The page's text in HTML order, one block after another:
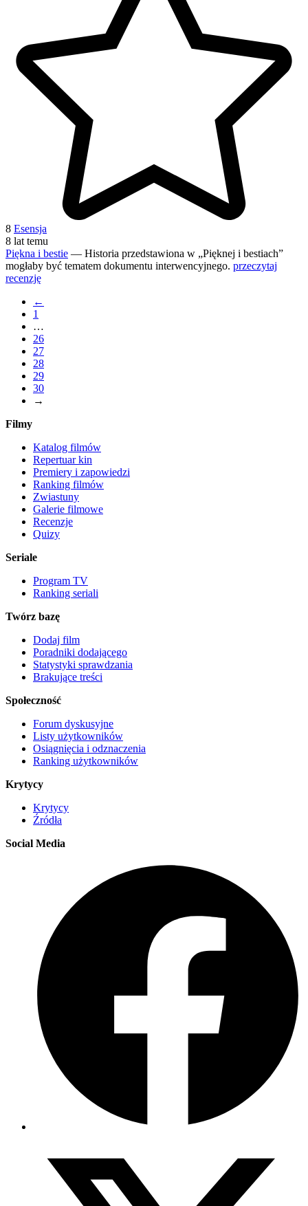
8 Esensja
8 lat temu
Piękna i bestie — Historia przedstawiona w „Pięknej i bestiach”
mogłaby być tematem dokumentu interwencyjnego. przeczytaj
recenzję
←
1
…
26
27
28
29
30
→
Filmy
Katalog filmów
Repertuar kin
Premiery i zapowiedzi
Ranking filmów
Zwiastuny
Galerie filmowe
Recenzje
Quizy
Seriale
Program TV
Ranking seriali
Twórz bazę
Dodaj film
Poradniki dodającego
Statystyki sprawdzania
Brakujące treści
Społeczność
Forum dyskusyjne
Listy użytkowników
Osiągnięcia i odznaczenia
Ranking użytkowników
Krytycy
Krytycy
Źródła
Social Media